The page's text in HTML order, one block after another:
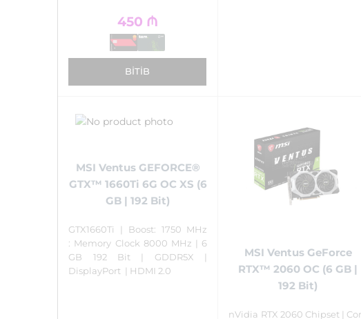
450 ₼
BITIB
MSI Ventus GEFORCE®
GTX™ 1660Ti 6G OC XS (6
GB | 192 Bit)
GTX1660Ti | Boost: 1750 MHz
: Memory Clock 8000 MHz | 6
GB 192 Bit | GDDR5X |
DisplayPort | HDMI 2.0
MSI Ventus GeForce
RTX™ 2060 OC (6 GB |
192 Bit)
nVidia RTX 2060 Chipset |